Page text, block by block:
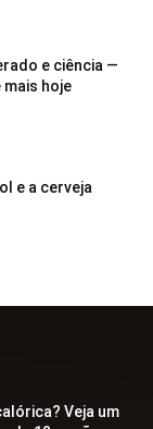
e ciência —
mais hoje
e a cerveja
Veja um